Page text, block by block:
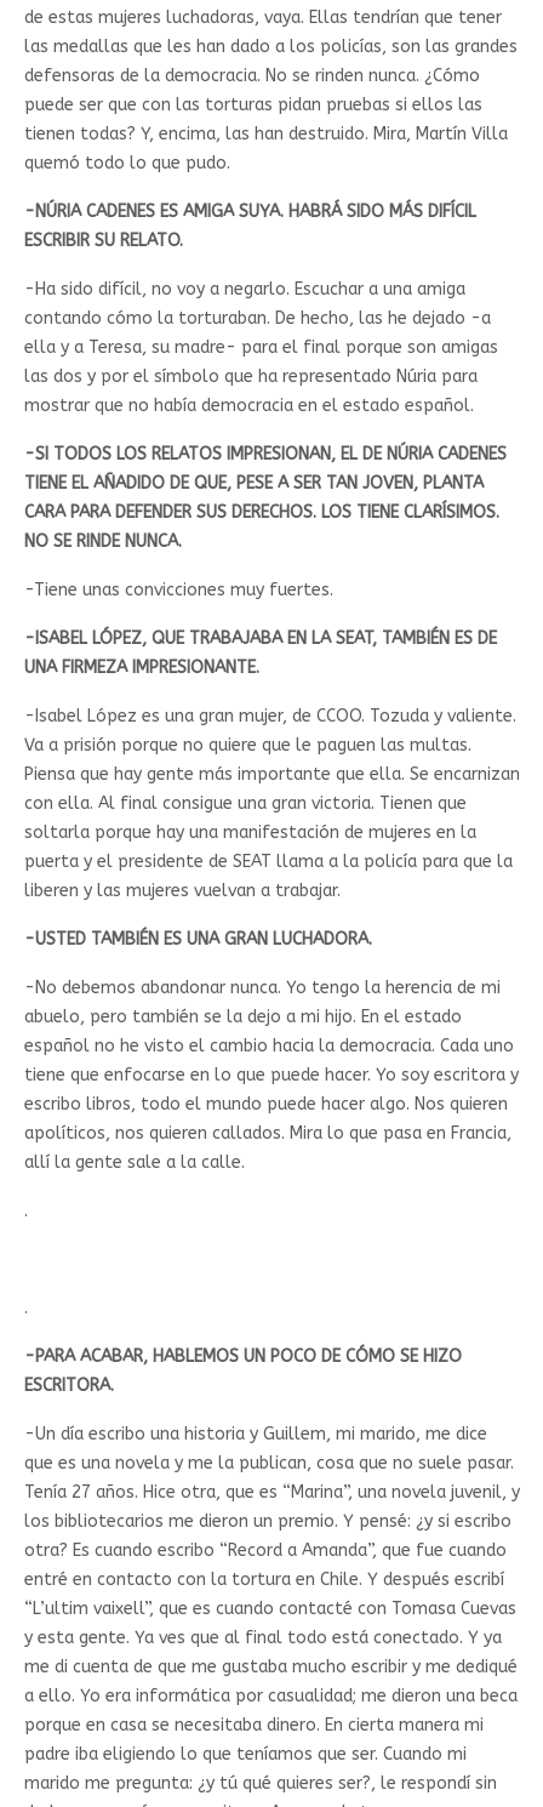
de estas mujeres luchadoras, vaya. Ellas tendrían que tener
las medallas que les han dado a los policías, son las grandes
defensoras de la democracia. No se rinden nunca. ¿Cómo
puede ser que con las torturas pidan pruebas si ellos las
tienen todas? Y, encima, las han destruido. Mira, Martín Villa
quemó todo lo que pudo.
-NÚRIA CADENES ES AMIGA SUYA. HABRÁ SIDO MÁS DIFÍCIL
ESCRIBIR SU RELATO.
-Ha sido difícil, no voy a negarlo. Escuchar a una amiga
contando cómo la torturaban. De hecho, las he dejado -a
ella y a Teresa, su madre- para el final porque son amigas
las dos y por el símbolo que ha representado Núria para
mostrar que no había democracia en el estado español.
-SI TODOS LOS RELATOS IMPRESIONAN, EL DE NÚRIA CADENES
TIENE EL AÑADIDO DE QUE, PESE A SER TAN JOVEN, PLANTA
CARA PARA DEFENDER SUS DERECHOS. LOS TIENE CLARÍSIMOS.
NO SE RINDE NUNCA.
-Tiene unas convicciones muy fuertes.
-ISABEL LÓPEZ, QUE TRABAJABA EN LA SEAT, TAMBIÉN ES DE
UNA FIRMEZA IMPRESIONANTE.
-Isabel López es una gran mujer, de CCOO. Tozuda y valiente.
Va a prisión porque no quiere que le paguen las multas.
Piensa que hay gente más importante que ella. Se encarnizan
con ella. Al final consigue una gran victoria. Tienen que
soltarla porque hay una manifestación de mujeres en la
puerta y el presidente de SEAT llama a la policía para que la
liberen y las mujeres vuelvan a trabajar.
-USTED TAMBIÉN ES UNA GRAN LUCHADORA.
-No debemos abandonar nunca. Yo tengo la herencia de mi
abuelo, pero también se la dejo a mi hijo. En el estado
español no he visto el cambio hacia la democracia. Cada uno
tiene que enfocarse en lo que puede hacer. Yo soy escritora y
escribo libros, todo el mundo puede hacer algo. Nos quieren
apolíticos, nos quieren callados. Mira lo que pasa en Francia,
allí la gente sale a la calle.
.
.
-PARA ACABAR, HABLEMOS UN POCO DE CÓMO SE HIZO
ESCRITORA.
-Un día escribo una historia y Guillem, mi marido, me dice
que es una novela y me la publican, cosa que no suele pasar.
Tenía 27 años. Hice otra, que es “Marina”, una novela juvenil, y
los bibliotecarios me dieron un premio. Y pensé: ¿y si escribo
otra? Es cuando escribo “Record a Amanda”, que fue cuando
entré en contacto con la tortura en Chile. Y después escribí
“L’ultim vaixell”, que es cuando contacté con Tomasa Cuevas
y esta gente. Ya ves que al final todo está conectado. Y ya
me di cuenta de que me gustaba mucho escribir y me dediqué
a ello. Yo era informática por casualidad; me dieron una beca
porque en casa se necesitaba dinero. En cierta manera mi
padre iba eligiendo lo que teníamos que ser. Cuando mi
marido me pregunta: ¿y tú qué quieres ser?, le respondí sin